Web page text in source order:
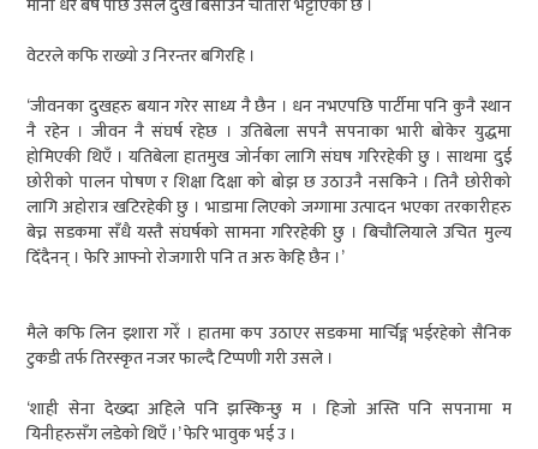
वेटरले कफि राख्यो उ निरन्तर बगिरहि ।
‘जीवनका दुखहरु बयान गरेर साध्य नै छैन । धन नभएपछि पार्टीमा पनि कुनै स्थान
नै रहेन । जीवन नै संघर्ष रहेछ । उतिबेला सपनै सपनाका भारी बोकेर युद्धमा
होमिएकी थिएँ । यतिबेला हातमुख जोर्नका लागि संघष गरिरहेकी छु । साथमा दुई
छोरीको पालन पोषण र शिक्षा दिक्षा को बोझ छ उठाउनै नसकिने । तिनै छोरीको
लागि अहोरात्र खटिरहेकी छु । भाडामा लिएको जग्गामा उत्पादन भएका तरकारीहरु
बेच्न सडकमा सँधै यस्तै संघर्षको सामना गरिरहेकी छु । बिचौलियाले उचित मुल्य
दिँदैनन् । फेरि आफ्नो रोजगारी पनि त अरु केहि छैन ।’
मैले कफि लिन इशारा गरेँ । हातमा कप उठाएर सडकमा मार्चिङ्ग भईरहेको सैनिक
टुकडी तर्फ तिरस्कृत नजर फाल्दै टिप्पणी गरी उसले ।
‘शाही सेना देख्दा अहिले पनि झस्किन्छु म । हिजो अस्ति पनि सपनामा म
यिनीहरुसँग लडेको थिएँ ।’ फेरि भावुक भई उ ।